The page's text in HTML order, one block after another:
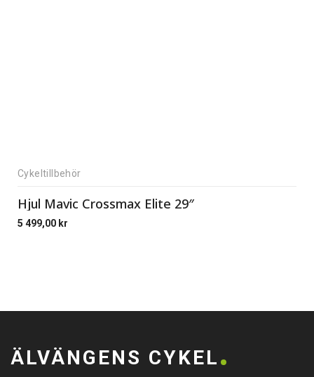
Cykeltillbehör
Hjul Mavic Crossmax Elite 29″
5 499,00 kr
ÄLVÄNGENS CYKEL